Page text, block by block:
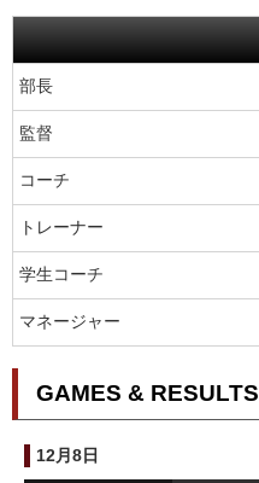
部長
監督
コーチ
トレーナー
学生コーチ
マネージャー
GAMES & RESULTS
12月8日